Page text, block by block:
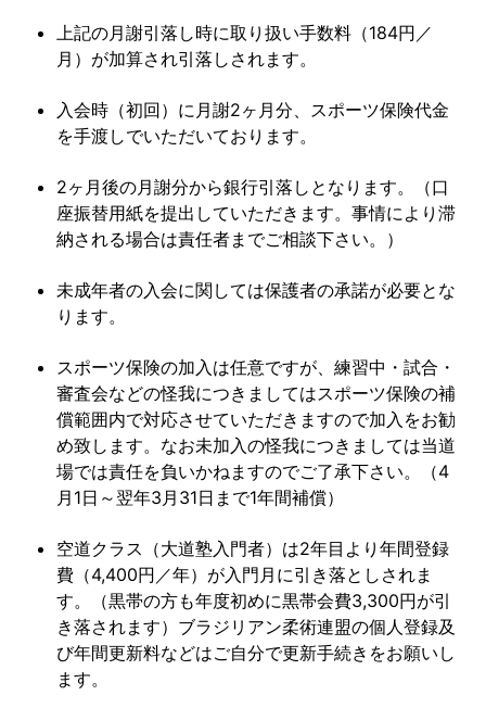
上記の月謝引落し時に取り扱い手数料（184円／
月）が加算され引落しされます。
入会時（初回）に月謝2ヶ月分、スポーツ保険代金
を手渡しでいただいております。
2ヶ月後の月謝分から銀行引落しとなります。（口
座振替用紙を提出していただきます。事情により滞
納される場合は責任者までご相談下さい。）
未成年者の入会に関しては保護者の承諾が必要とな
ります。
スポーツ保険の加入は任意ですが、練習中・試合・
審査会などの怪我につきましてはスポーツ保険の補
償範囲内で対応させていただきますので加入をお勧
め致します。なお未加入の怪我につきましては当道
場では責任を負いかねますのでご了承下さい。（4
月1日～翌年3月31日まで1年間補償）
空道クラス（大道塾入門者）は2年目より年間登録
費（4,400円／年）が入門月に引き落としされま
す。（黒帯の方も年度初めに黒帯会費3,300円が引
き落されます）ブラジリアン柔術連盟の個人登録及
び年間更新料などはご自分で更新手続きをお願いし
ます。